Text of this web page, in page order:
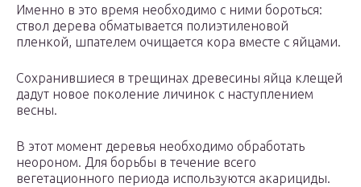
Именно в это время необходимо с ними бороться:
ствол дерева обматывается полиэтиленовой
пленкой, шпателем очищается кора вместе с яйцами.
Сохранившиеся в трещинах древесины яйца клещей
дадут новое поколение личинок с наступлением
весны.
В этот момент деревья необходимо обработать
неороном. Для борьбы в течение всего
вегетационного периода используются акарициды.